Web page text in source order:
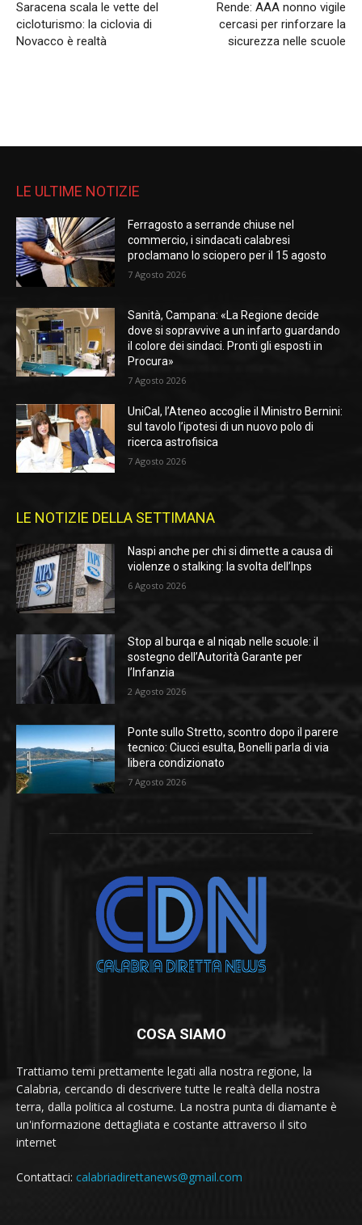
Saracena scala le vette del
cicloturismo: la ciclovia di
Novacco è realtà
Rende: AAA nonno vigile
cercasi per rinforzare la
sicurezza nelle scuole
LE ULTIME NOTIZIE
Ferragosto a serrande chiuse nel
commercio, i sindacati calabresi
proclamano lo sciopero per il 15 agosto
7 Agosto 2026
Sanità, Campana: «La Regione decide
dove si sopravvive a un infarto guardando
il colore dei sindaci. Pronti gli esposti in
Procura»
7 Agosto 2026
UniCal, l’Ateneo accoglie il Ministro Bernini:
sul tavolo l’ipotesi di un nuovo polo di
ricerca astrofisica
7 Agosto 2026
LE NOTIZIE DELLA SETTIMANA
Naspi anche per chi si dimette a causa di
violenze o stalking: la svolta dell’Inps
6 Agosto 2026
Stop al burqa e al niqab nelle scuole: il
sostegno dell’Autorità Garante per
l’Infanzia
2 Agosto 2026
Ponte sullo Stretto, scontro dopo il parere
tecnico: Ciucci esulta, Bonelli parla di via
libera condizionato
7 Agosto 2026
COSA SIAMO
Trattiamo temi prettamente legati alla nostra regione, la
Calabria, cercando di descrivere tutte le realtà della nostra
terra, dalla politica al costume. La nostra punta di diamante è
un'informazione dettagliata e costante attraverso il sito
internet
Contattaci: calabriadirettanews@gmail.com